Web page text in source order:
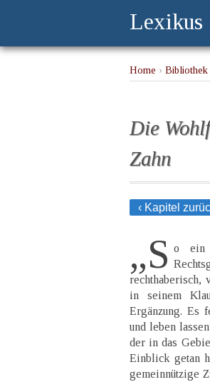
Lexikus
Home › Bibliothek
Die
Zahn
‹ Kapitel
„S o ein
rechthaberisch,
in seinem
Ergänzung. Es
und leben
der in das
Einblick getan
gemeinnützige